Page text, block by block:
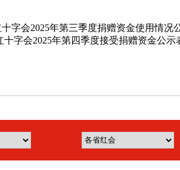
字会2025年第三季度捐赠资金使用情况
十字会2025年第四季度接受捐赠资金公示